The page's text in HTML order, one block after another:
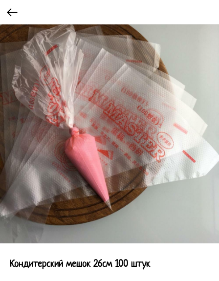
Кондитерский мешок 26см 100 штук